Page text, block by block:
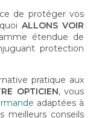
de protéger vos
ALLONS VOIR
étendue de
protection
pratique aux
OPTICIEN, vous
adaptées à
meilleurs conseils